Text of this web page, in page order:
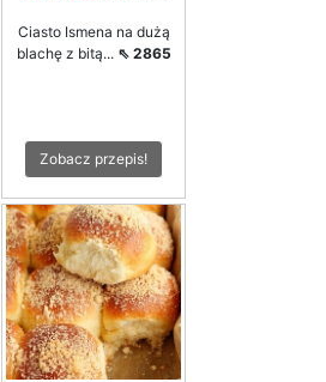
Ciasto Ismena na dużą
blachę z bitą... ⇖ 2865
Zobacz przepis!